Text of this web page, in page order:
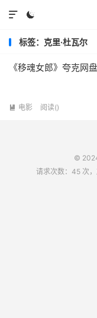


标签：克里·杜瓦尔
《移魂女郎》夸克网
 电影 阅读()
©
请求次数：45 次